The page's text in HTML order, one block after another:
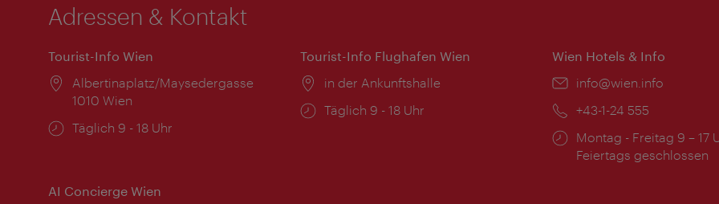
Adressen & Kontakt
Tourist-Info Wien
Ort:
Albertinaplatz/Maysedergasse
1010 Wien
Öffnungszeiten:
Täglich 9 - 18 Uhr
Tourist-Info Flughafen Wien
Ort:
in der Ankunftshalle
Öffnungszeiten:
Täglich 9 - 18 Uhr
Wien Hotels & Info
Email:
info@wien.info
Telefon:
+43-1-24 555
Öffnungszeiten:
Montag - Freitag 9 – 17
Feiertags geschlossen
AI Concierge Wien